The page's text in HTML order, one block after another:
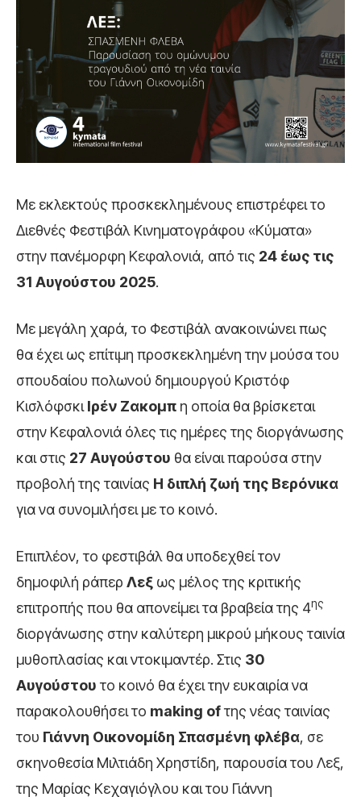
Με εκλεκτούς προσκεκλημένους επιστρέφει το
Διεθνές Φεστιβάλ Κινηματογράφου «Κύματα»
στην πανέμορφη Κεφαλονιά, από τις 24 έως τις
31 Αυγούστου 2025.
Με μεγάλη χαρά, το Φεστιβάλ ανακοινώνει πως
θα έχει ως επίτιμη προσκεκλημένη την μούσα του
σπουδαίου πολωνού δημιουργού Κριστόφ
ΚισλόφσκιΙρέν Ζακομπ η οποία θα βρίσκεται
στην Κεφαλονιά όλες τις ημέρες της διοργάνωσης
και στις 27 Αυγούστου θα είναι παρούσα στην
προβολή της ταινίας Η διπλή ζωή της Βερόνικα
για να συνομιλήσει με το κοινό.
Επιπλέον, το φεστιβάλ θα υποδεχθεί τον
δημοφιλή ράπερ Λεξ ως μέλος της κριτικής
επιτροπής που θα απονείμει τα βραβεία της 4ης
διοργάνωσης στην καλύτερη μικρού μήκους ταινία
μυθοπλασίας και ντοκιμαντέρ. Στις 30
Αυγούστουτο κοινό θα έχει την ευκαιρία να
παρακολουθήσει το making ofτης νέας ταινίας
του Γιάννη Οικονομίδη Σπασμένη φλέβα, σε
σκηνοθεσία Μιλτιάδη Χρηστίδη, παρουσία του Λεξ,
της Μαρίας Κεχαγιόγλου και του Γιάννη